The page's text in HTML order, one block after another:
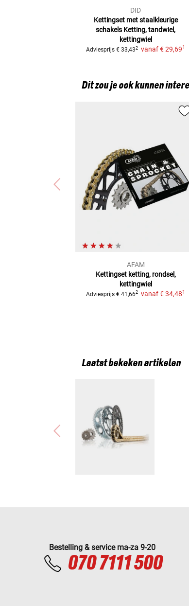
DID
Kettingset met staalkleurige
schakels Ketting, tandwiel,
kettingwiel
Adviesprijs € 33,432 vanaf€ 29,691
Dit zou je ook kunnen
AFAM
Kettingset ketting, rondsel,
kettingwiel
Adviesprijs € 41,662 vanaf€ 34,481
Laatst bekeken artikelen
Bestelling & service ma-za 9-20
070 7111 500